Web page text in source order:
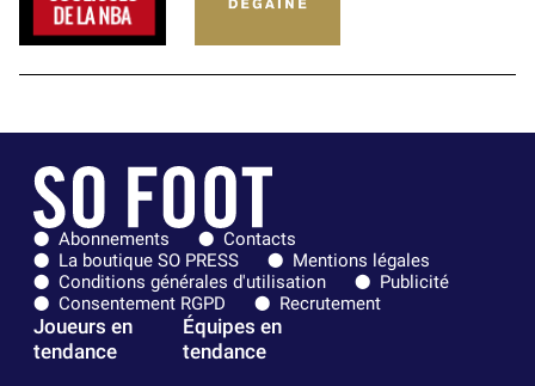
Abonnements
Contacts
La boutique SO PRESS
Mentions légales
Conditions générales d'utilisation
Publicité
Consentement RGPD
Recrutement
Joueurs en
tendance
Équipes en
tendance